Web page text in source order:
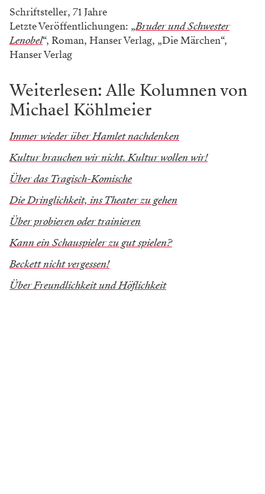
Schriftsteller, 71 Jahre
Letzte Veröffentlichungen: „Bruder und Schwester
Lenobel“, Roman, Hanser Verlag, „Die Märchen“,
Hanser Verlag
Weiterlesen: Alle Kolumnen von
Michael Köhlmeier
Immer wieder über Hamlet nachdenken
Kultur brauchen wir nicht. Kultur wollen wir!
Über das Tragisch-Komische
Die Dringlichkeit, ins Theater zu gehen
Über probieren oder trainieren
Kann ein Schauspieler zu gut spielen?
Beckett nicht vergessen!
Über Freundlichkeit und Höflichkeit